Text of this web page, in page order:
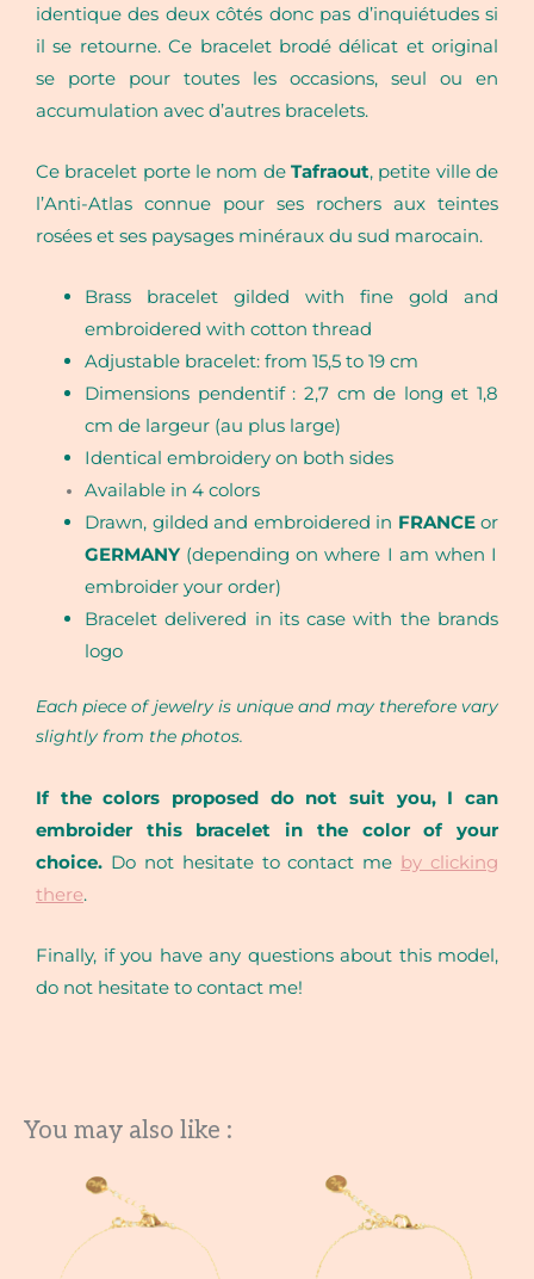
identique des deux côtés donc pas d’inquiétudes si
il se retourne. Ce bracelet brodé délicat et original
se porte pour toutes les occasions, seul ou en
accumulation avec d’autres bracelets.
Ce bracelet porte le nom de Tafraout, petite ville de
l’Anti-Atlas connue pour ses rochers aux teintes
rosées et ses paysages minéraux du sud marocain.
Brass bracelet gilded with fine gold and
embroidered with cotton thread
Adjustable bracelet: from 15,5 to 19 cm
Dimensions pendentif : 2,7 cm de long et 1,8
cm de largeur (au plus large)
Identical embroidery on both sides
Available in 4 colors
Drawn, gilded and embroidered in FRANCEor
GERMANY (depending on where I am when I
embroider your order)
Bracelet delivered in its case with the brands
logo
Each piece of jewelry is unique and may therefore vary
slightly from the photos.
If the colors proposed do not suit you, I can
embroider this bracelet in the color of your
choice. Do not hesitate to contact me by clicking
there.
Finally, if you have any questions about this model,
do not hesitate to contact me!
You may also like :
product
product